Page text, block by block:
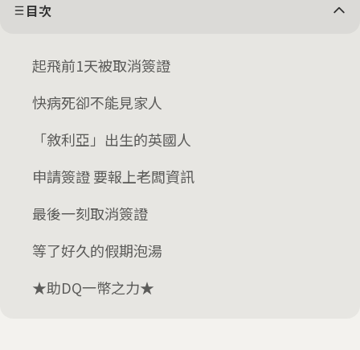
目次
起飛前1天被取消簽證
快病死卻不能見家人
「敘利亞」出生的英國人
申請簽證 要報上老闆資訊
最後一刻取消簽證
等了好久的假期泡湯
★助DQ一幣之力★